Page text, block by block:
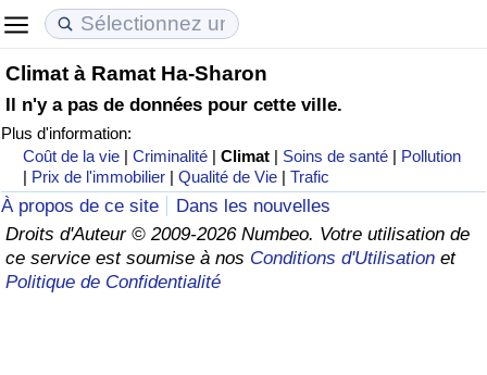
Climat à Ramat Ha-Sharon
Il n'y a pas de données pour cette ville.
Plus d'information:
Coût de la vie |Criminalité |Climat | Soins de santé | Pollution
| Prix de l'immobilier |Qualité de Vie |Trafic
À propos de ce site
Dans les nouvelles
Droits d'Auteur © 2009-2026 Numbeo. Votre utilisation de
ce service est soumise à nos Conditions d'Utilisation et
Politique de Confidentialité
Coût de la vie
Indice du Coût de la Vie (Actuel)
Indice du Coût de la Vie
Indice du coût de la vie par pays
Prix de l'immobilier
Indice des Prix de l'immobilier (Actuel)
Indice des Prix de l'immobilier
Indice des Prix de l'immobilier par Pays
Qualité de Vie
Indice de Qualité de Vie
Indice de Qualité de Vie (Actuel)
Indice de qualité de vie par pays